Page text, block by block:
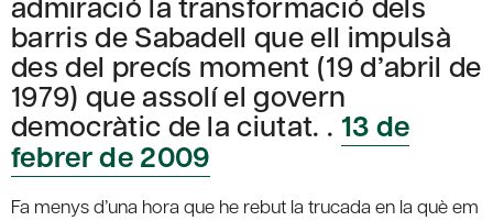
barris de Sabadell que ell impulsà
des del precís moment (19 d’abril de
1979) que assolí el govern
democràtic de la ciutat. . 13 de
febrer de 2009
Fa menys d’una hora que he rebut la trucada en la què em